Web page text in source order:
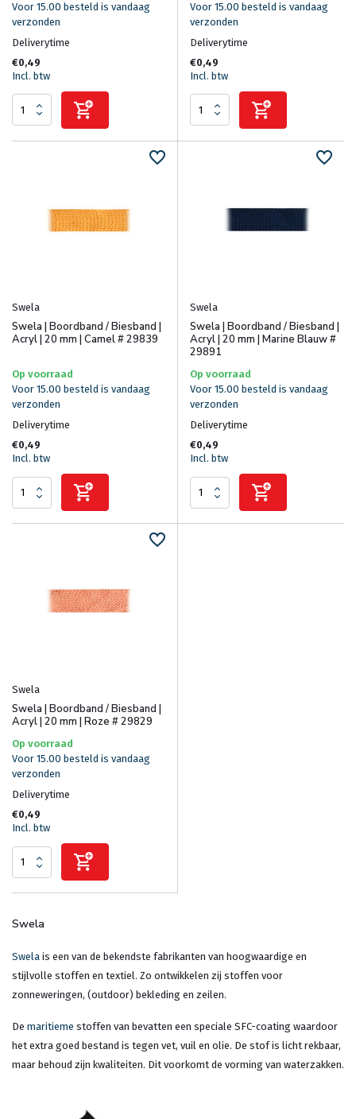
Voor 15.00 besteld is vandaag
verzonden
Deliverytime
€0,49
Incl. btw
Voor 15.00 besteld is vandaag
verzonden
Deliverytime
€0,49
Incl. btw
Swela
Swela | Boordband / Biesband |
Acryl | 20 mm | Camel # 29839
Op voorraad
Voor 15.00 besteld is vandaag
verzonden
Deliverytime
€0,49
Incl. btw
Swela
Swela | Boordband / Biesband |
Acryl | 20 mm | Marine Blauw #
29891
Op voorraad
Voor 15.00 besteld is vandaag
verzonden
Deliverytime
€0,49
Incl. btw
Swela
Swela | Boordband / Biesband |
Acryl | 20 mm | Roze # 29829
Op voorraad
Voor 15.00 besteld is vandaag
verzonden
Deliverytime
€0,49
Incl. btw
Swela
Swela is een van de bekendste fabrikanten van hoogwaardige en
stijlvolle stoffen en textiel. Zo ontwikkelen zij stoffen voor
zonneweringen, (outdoor) bekleding en zeilen.
De maritieme stoffen van bevatten een speciale SFC-coating waardoor
het extra goed bestand is tegen vet, vuil en olie. De stof is licht rekbaar,
maar behoud zijn kwaliteiten. Dit voorkomt de vorming van waterzakken.